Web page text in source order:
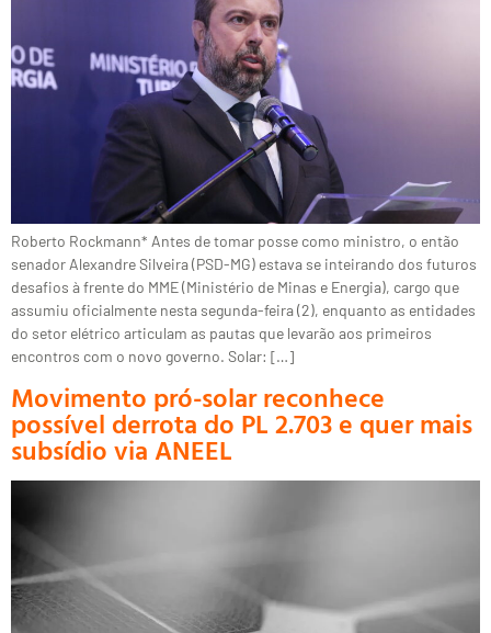
Roberto Rockmann* Antes de tomar posse como ministro, o então
senador Alexandre Silveira (PSD-MG) estava se inteirando dos futuros
desafios à frente do MME (Ministério de Minas e Energia), cargo que
assumiu oficialmente nesta segunda-feira (2), enquanto as entidades
do setor elétrico articulam as pautas que levarão aos primeiros
encontros com o novo governo. Solar: […]
Movimento pró-solar reconhece
possível derrota do PL 2.703 e quer mais
subsídio via ANEEL